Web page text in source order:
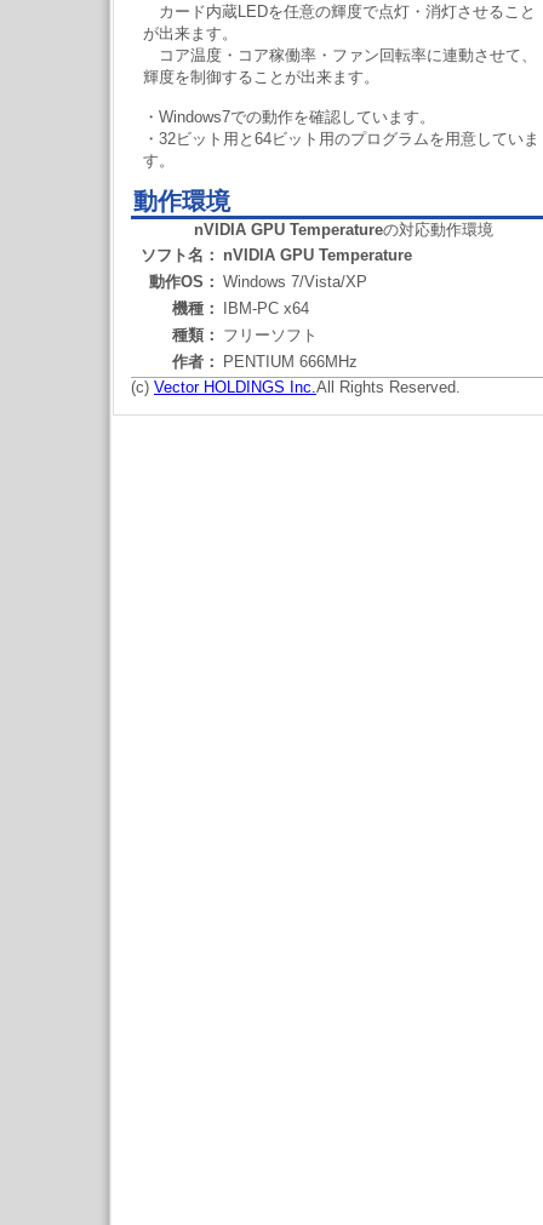
カード内蔵LEDを任意の輝度で点灯・消灯させること
が出来ます。
コア温度・コア稼働率・ファン回転率に連動させて、
輝度を制御することが出来ます。
・Windows7での動作を確認しています。
・32ビット用と64ビット用のプログラムを用意していま
す。
動作環境
nVIDIA GPU Temperatureの対応動作環境
ソフト名： nVIDIA GPU Temperature
動作OS： Windows 7/Vista/XP
機種：
IBM-PC x64
種類： フリーソフト
作者：
PENTIUM 666MHz
(c) Vector HOLDINGS Inc.All Rights Reserved.